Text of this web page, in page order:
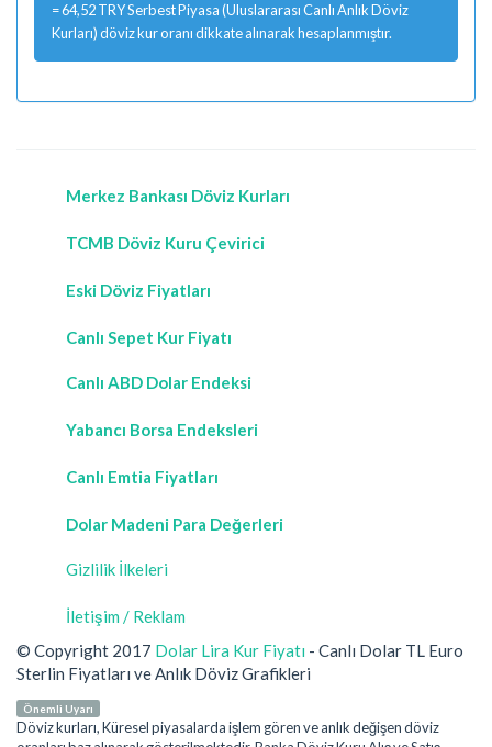
= 64,52 TRY Serbest Piyasa (Uluslararası Canlı Anlık Döviz
Kurları) döviz kur oranı dikkate alınarak hesaplanmıştır.
Merkez Bankası Döviz Kurları
TCMB Döviz Kuru Çevirici
Eski Döviz Fiyatları
Canlı Sepet Kur Fiyatı
Canlı ABD Dolar Endeksi
Yabancı Borsa Endeksleri
Canlı Emtia Fiyatları
Dolar Madeni Para Değerleri
Gizlilik İlkeleri
İletişim / Reklam
© Copyright 2017 Dolar Lira Kur Fiyatı - Canlı Dolar TL Euro
Sterlin Fiyatları ve Anlık Döviz Grafikleri
Önemli Uyarı
Döviz kurları, Küresel piyasalarda işlem gören ve anlık değişen döviz